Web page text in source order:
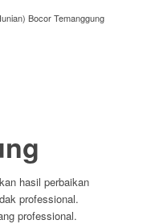
Bocor Temanggung
hasil perbaikan
professional.
professional.